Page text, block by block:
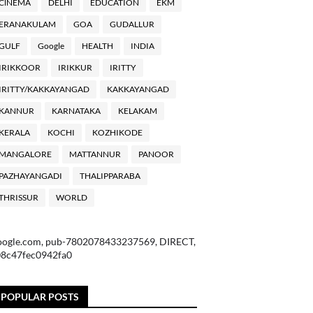
DELHI EDUCATION EKM
GOA GUDALLUR
Google HEALTH INDIA
IRIKKUR IRITTY
KAKKAYANGAD KAKKAYANGAD
KARNATAKA KELAKAM
KOCHI KOZHIKODE
MATTANNUR PANOOR
THALIPPARABA
WORLD
pub-7802078433237569, DIRECT,
POPULAR POSTS